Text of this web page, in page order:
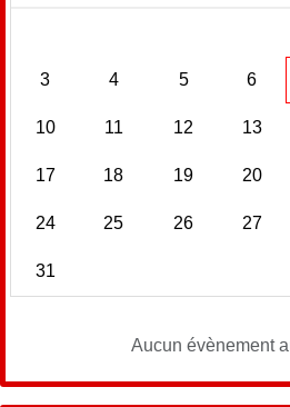
3 4 5 6
10 11 12 13
17 18 19 20
24 25 26 27
31
Aucun évènement